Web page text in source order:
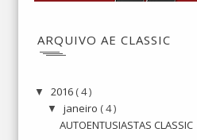
ARQUIVO AE CLASSIC
▼ 2016 ( 4 )
▼ janeiro ( 4 )
AUTOENTUSIASTAS CLASSIC